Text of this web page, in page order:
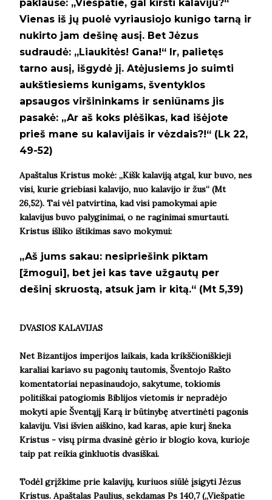
paklausė: „Viešpatie, gal kirsti kalaviju?“
Vienas iš jų puolė vyriausiojo kunigo tarną ir
nukirto jam dešinę ausį. Bet Jėzus
sudraudė: „Liaukitės! Gana!“ Ir, palietęs
tarno ausį, išgydė jį. Atėjusiems jo suimti
aukštiesiems kunigams, šventyklos
apsaugos viršininkams ir seniūnams jis
pasakė: „Ar aš koks plėšikas, kad išėjote
prieš mane su kalavijais ir vėzdais?!“ (Lk 22,
49-52)
Apaštalus Kristus mokė: „Kišk kalaviją atgal, kur buvo, nes
visi, kurie griebiasi kalavijo, nuo kalavijo ir žus“ (Mt
26,52). Tai vėl patvirtina, kad visi pamokymai apie
kalavijus buvo palyginimai, o ne raginimai smurtauti.
Kristus išliko ištikimas savo mokymui:
„Aš jums sakau: nesipriešink piktam
[žmogui], bet jei kas tave užgautų per
dešinį skruostą, atsuk jam ir kitą.“ (Mt 5,39)
DVASIOS KALAVIJAS
Net Bizantijos imperijos laikais, kada krikščioniškieji
karaliai kariavo su pagonių tautomis, Šventojo Rašto
komentatoriai nepasinaudojo, sakytume, tokiomis
politiškai patogiomis Biblijos vietomis ir nepradėjo
mokyti apie Šventąjį Karą ir būtinybę atvertinėti pagonis
kalaviju. Visi išvien aiškino, kad karas, apie kurį šneka
Kristus - visų pirma dvasinė gėrio ir blogio kova, kurioje
taip pat reikia ginkluotis dvasiškai.
Todėl grįžkime prie kalavijų, kuriuos siūlė įsigyti Jėzus
Kristus. Apaštalas Paulius, sekdamas Ps 140,7 („Viešpatie